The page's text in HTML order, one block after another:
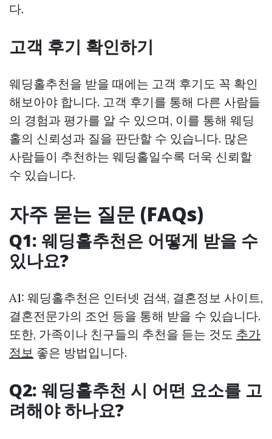
다.
고객 후기 확인하기
웨딩홀추천을 받을 때에는 고객 후기도 꼭 확인
해보아야 합니다. 고객 후기를 통해 다른 사람들
의 경험과 평가를 알 수 있으며, 이를 통해 웨딩
홀의 신뢰성과 질을 판단할 수 있습니다. 많은
사람들이 추천하는 웨딩홀일수록 더욱 신뢰할
수 있습니다.
자주 묻는 질문 (FAQs)
Q1: 웨딩홀추천은 어떻게 받을 수
있나요?
A1: 웨딩홀추천은 인터넷 검색, 결혼정보 사이트,
결혼전문가의 조언 등을 통해 받을 수 있습니다.
또한, 가족이나 친구들의 추천을 듣는 것도 추가
정보 좋은 방법입니다.
Q2: 웨딩홀추천 시 어떤 요소를 고
려해야 하나요?